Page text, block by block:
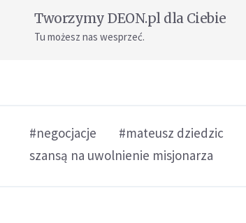
Tworzymy DEON.pl dla Ciebie
Tu możesz nas wesprzeć.
#negocjacje #mateusz dziedzic
szansą na uwolnienie misjonarza